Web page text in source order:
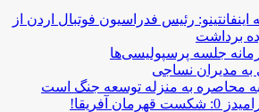
اینفانتینو: رئیس فدراسیون فوتبال اردن از
برداشت
جلسه پرسپولیسی‌ها
به مدیران نساجی
به محاصره به منزله توسعه جنگ است